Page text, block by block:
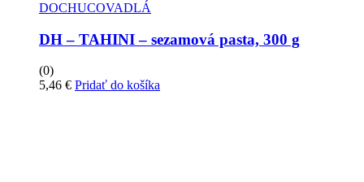
DOCHUCOVADLÁ
DH – TAHINI – sezamová pasta, 300 g
(0)
5,46 € Pridať do košíka